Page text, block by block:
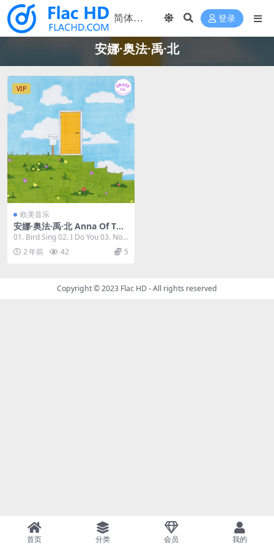
登录
安娜·奥法·禹·北
VIP
欧美音乐
安娜·奥法·禹·北 Anna Of The
North - Crazy Life (Deluxe)
2023 [24Bit/44.1kHz] [Hi-Re
s Flac 543MB]
01. Bird Sing 02. I Do You 03. Nob
ody 04...
2 年前 42 5
Copyright © 2023 Flac HD- All rights reserved
首页 分类 会员 我的